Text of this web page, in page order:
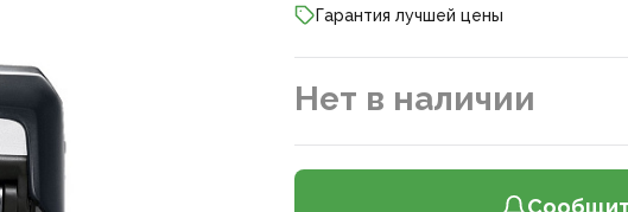
Гарантия лучшей цены
Нет в наличии